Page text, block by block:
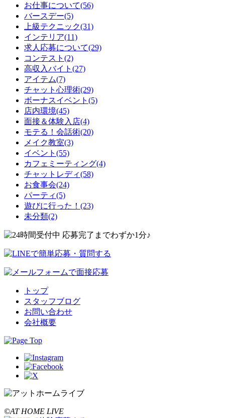
お仕事について(56)
バースデー(5)
上級テクニック(31)
インテリア(11)
求人応募について(29)
コンテスト(2)
高収入バイト(27)
アイテム(7)
チャット心理術(29)
ボーナスイベント(5)
店内環境(45)
面接＆体験入店(4)
モテる！会話術(20)
メイク教室(3)
イベント(55)
カフェミーティング(4)
チャットレディ(58)
お食事会(24)
パーティ(5)
遊びに行った！(23)
未分類(2)
トップ
スタッフブログ
お問い合わせ
会社概要
©AT HOME LIVE